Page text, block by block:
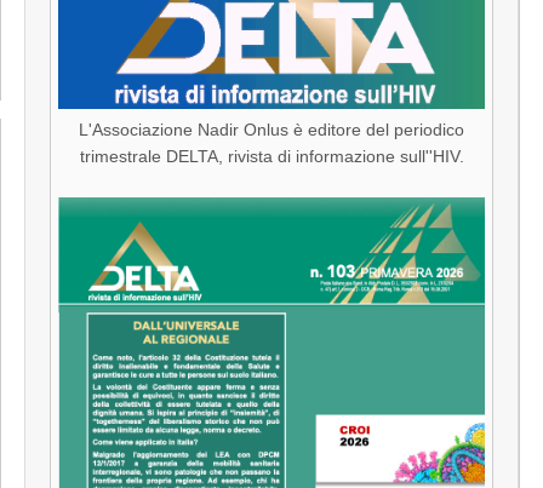
L'Associazione Nadir Onlus è editore del periodico
trimestrale DELTA, rivista di informazione sull''HIV.